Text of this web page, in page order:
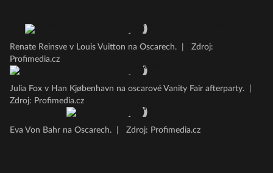
Renate Reinsve v Louis Vuitton na Oscarech.
Zdroj:
Profimedia.cz
Julia Fox v Han Kjøbenhavn na oscarové Vanity Fair afterparty.
Zdroj: Profimedia.cz
Eva Von Bahr na Oscarech. Zdroj: Profimedia.cz